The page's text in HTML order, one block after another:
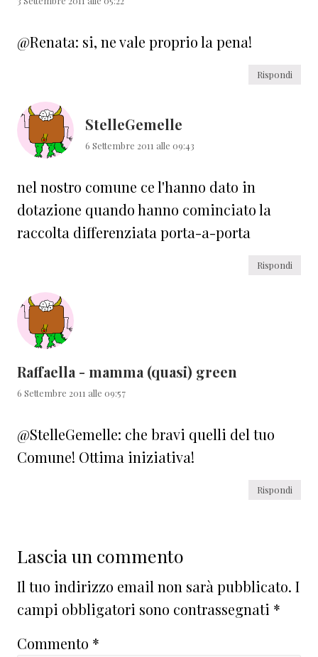
@Renata: si, ne vale proprio la pena!
Rispondi
StelleGemelle
6 Settembre 2011 alle 09:43
nel nostro comune ce l'hanno dato in
dotazione quando hanno cominciato la
raccolta differenziata porta-a-porta
Rispondi
Raffaella - mamma (quasi) green
6 Settembre 2011 alle 09:57
@StelleGemelle: che bravi quelli del tuo
Comune! Ottima iniziativa!
Rispondi
Lascia un commento
Il tuo indirizzo email non sarà pubblicato. I
campi obbligatori sono contrassegnati *
Commento *